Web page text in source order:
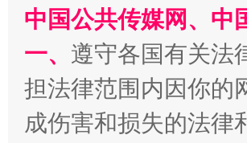
中国公共传媒网、中
一、 遵守各国有关法
担法律范围内因你的
成伤害和损失的法律